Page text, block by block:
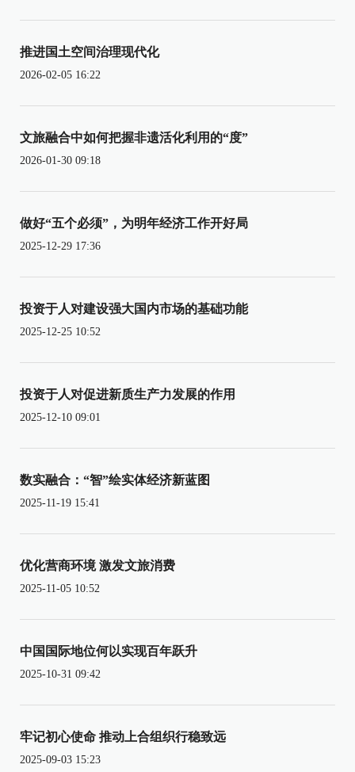
推进国土空间治理现代化
2026-02-05 16:22
文旅融合中如何把握非遗活化利用的“度”
2026-01-30 09:18
做好“五个必须”，为明年经济工作开好局
2025-12-29 17:36
投资于人对建设强大国内市场的基础功能
2025-12-25 10:52
投资于人对促进新质生产力发展的作用
2025-12-10 09:01
数实融合：“智”绘实体经济新蓝图
2025-11-19 15:41
优化营商环境 激发文旅消费
2025-11-05 10:52
中国国际地位何以实现百年跃升
2025-10-31 09:42
牢记初心使命 推动上合组织行稳致远
2025-09-03 15:23